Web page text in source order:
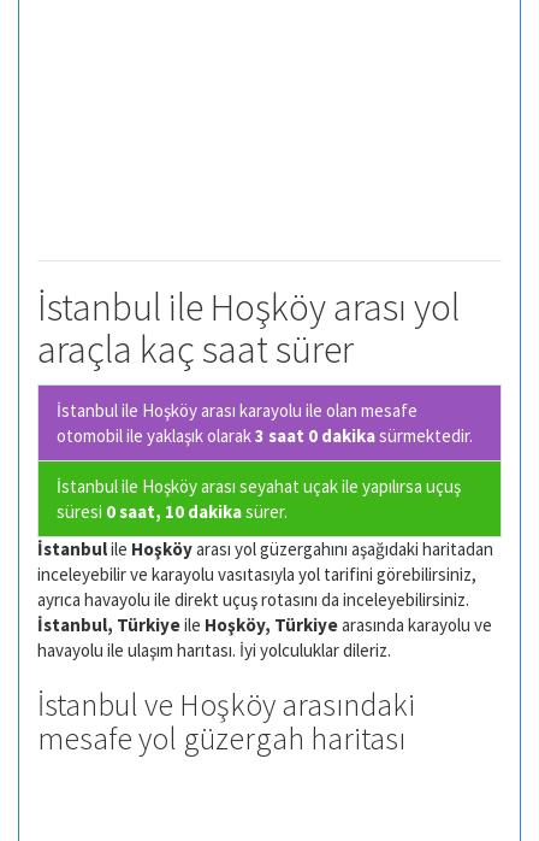
İstanbul ile Hoşköy arası yol
araçla kaç saat sürer
İstanbul ile Hoşköy arası karayolu ile olan mesafe
otomobil ile yaklaşık olarak3 saat 0 dakikasürmektedir.
İstanbul ile Hoşköy arası seyahat uçak ile yapılırsa uçuş
süresi 0 saat, 10 dakikasürer.
İstanbulile Hoşköyarası yol güzergahını aşağıdaki haritadan
inceleyebilir ve karayolu vasıtasıyla yol tarifini görebilirsiniz,
ayrıca havayolu ile direkt uçuş rotasını da inceleyebilirsiniz.
İstanbul, Türkiyeile Hoşköy, Türkiyearasında karayolu ve
havayolu ile ulaşım harıtası. İyi yolculuklar dileriz.
İstanbul ve Hoşköy arasındaki
mesafe yol güzergah haritası